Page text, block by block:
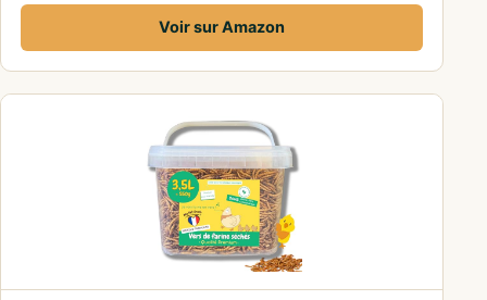
Voir sur Amazon